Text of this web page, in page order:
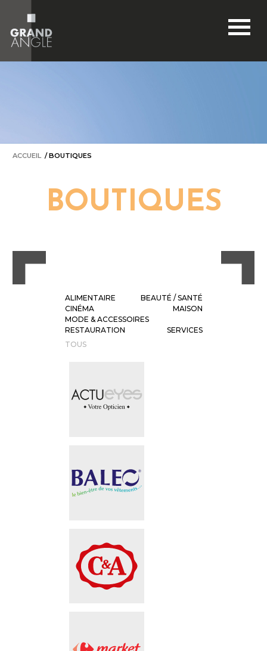
ACCUEIL / BOUTIQUES
BOUTIQUES
ALIMENTAIRE
BEAUTÉ / SANTÉ
CINÉMA
MAISON
MODE & ACCESSOIRES
RESTAURATION
SERVICES
TOUS